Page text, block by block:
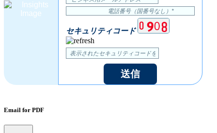
セキュリティコード
送信
Email for PDF